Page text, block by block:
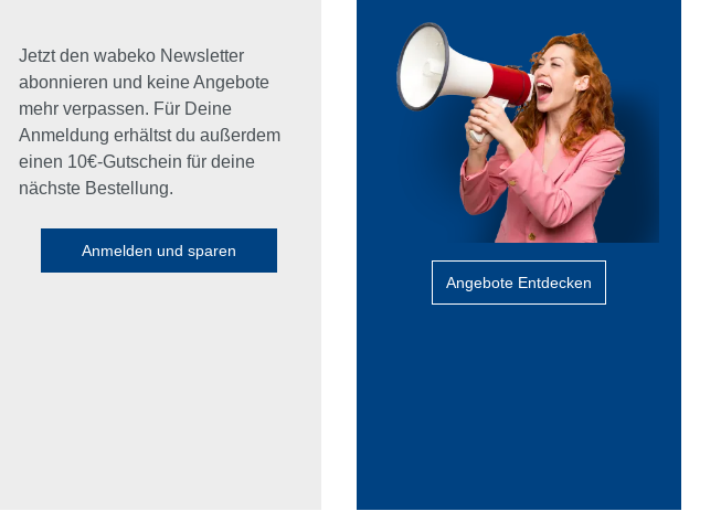
Jetzt den wabeko Newsletter
abonnieren und keine Angebote
mehr verpassen. Für Deine
Anmeldung erhältst du außerdem
einen 10€-Gutschein für deine
nächste Bestellung.
Anmelden und sparen
Angebote Entdecken